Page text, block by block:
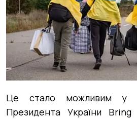
Це стало можливим у
Президента України